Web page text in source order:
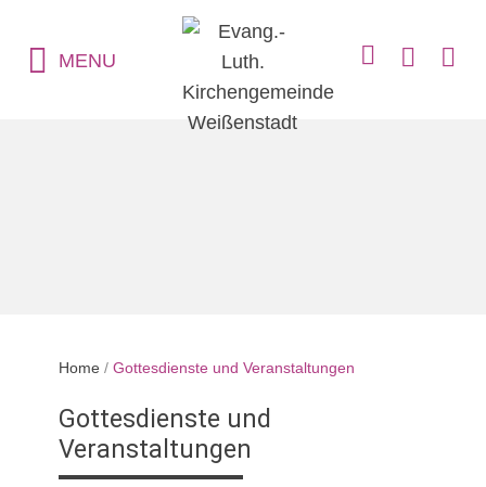
MENU
Home / Gottesdienste und Veranstaltungen
Gottesdienste und
Veranstaltungen